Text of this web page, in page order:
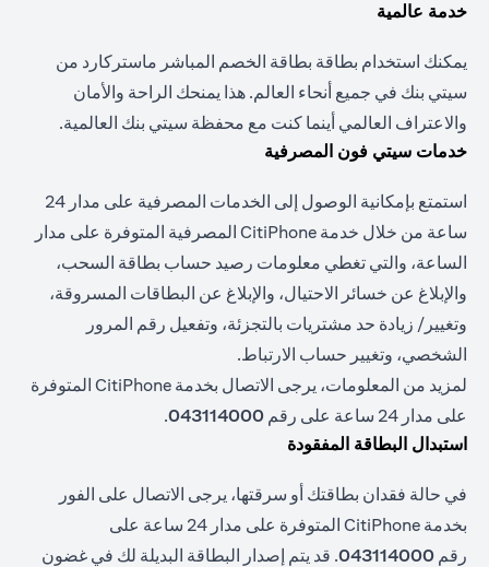
خدمة عالمية
يمكنك استخدام بطاقة بطاقة الخصم المباشر ماستركارد من
سيتي بنك في جميع أنحاء العالم. هذا يمنحك الراحة والأمان
والاعتراف العالمي أينما كنت مع محفظة سيتي بنك العالمية.
خدمات سيتي فون المصرفية
استمتع بإمكانية الوصول إلى الخدمات المصرفية على مدار 24
ساعة من خلال خدمة CitiPhone المصرفية المتوفرة على مدار
الساعة، والتي تغطي معلومات رصيد حساب بطاقة السحب،
والإبلاغ عن خسائر الاحتيال، والإبلاغ عن البطاقات المسروقة،
وتغيير/ زيادة حد مشتريات بالتجزئة، وتفعيل رقم المرور
الشخصي، وتغيير حساب الارتباط.
لمزيد من المعلومات، يرجى الاتصال بخدمة CitiPhone المتوفرة
على مدار 24 ساعة على رقم
043114000
.
استبدال البطاقة المفقودة
في حالة فقدان بطاقتك أو سرقتها، يرجى الاتصال على الفور
بخدمة CitiPhone المتوفرة على مدار 24 ساعة على
رقم 043114000. قد يتم إصدار البطاقة البديلة لك في غضون